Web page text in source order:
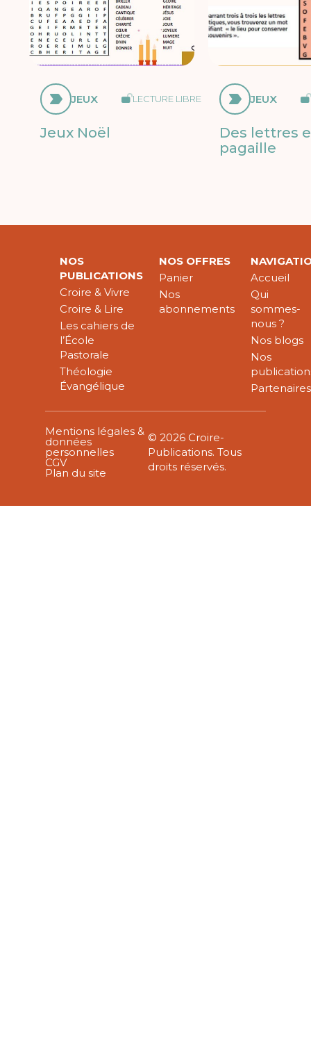
JEUX LECTURE LIBRE
Jeux Noël
JEUX
Des lettres
pagaille
NOS
PUBLICATIONS
Croire & Vivre
Croire & Lire
Les cahiers de
l’École
Pastorale
Théologie
Évangélique
NOS OFFRES
Panier
Nos
abonnements
Accueil
Qui
sommes-
nous ?
Nos blogs
Nos
Partenaires
Mentions légales &
données
personnelles
CGV
Plan du site
© 2026 Croire-
Publications. Tous
droits réservés.